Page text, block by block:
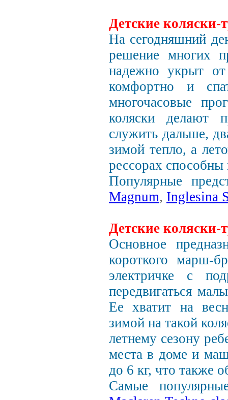
Детские
На сегодняшний
решение многих
надежно укрыт
комфортно и
многочасовые
коляски делают
служить дальше,
зимой тепло, а
рессорах
Популярные
Magnum, Inglesina
Детские коляски-
Основное
короткого марш-
электричке с
передвигаться
Ее хватит на
зимой на такой
летнему сезону
места в доме и
до 6 кг, что также
Самые